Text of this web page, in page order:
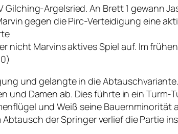
Argelsried. An Brett 1 gewann
gegen die Pirc-Verteidigung eine
nicht Marvins aktives Spiel auf. Im
und gelangte in die
Damen ab. Dies führte in ein Turm-
und Weiß seine Bauernminorität
der Springer verlief die Partie